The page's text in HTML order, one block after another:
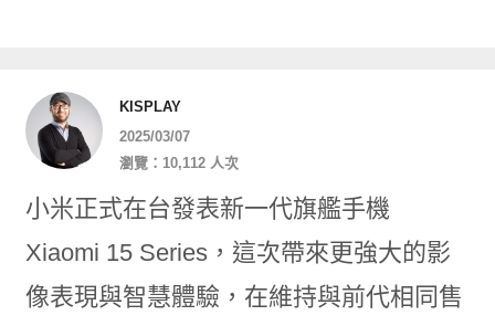
KISPLAY
2025/03/07
瀏覽：10,112 人次
小米正式在台發表新一代旗艦手機
Xiaomi 15 Series，這次帶來更強大的影
像表現與智慧體驗，在維持與前代相同售